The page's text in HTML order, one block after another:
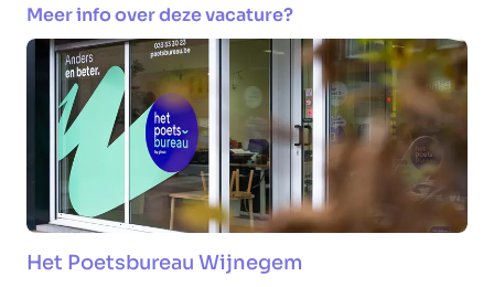
Meer info over deze vacature?
Het Poetsbureau Wijnegem